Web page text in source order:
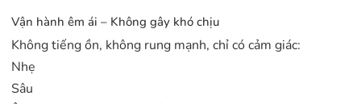
Vận hành êm ái – Không gây khó chịu
Không tiếng ồn, không rung mạnh, chỉ có cảm giác:
Nhẹ
Sâu